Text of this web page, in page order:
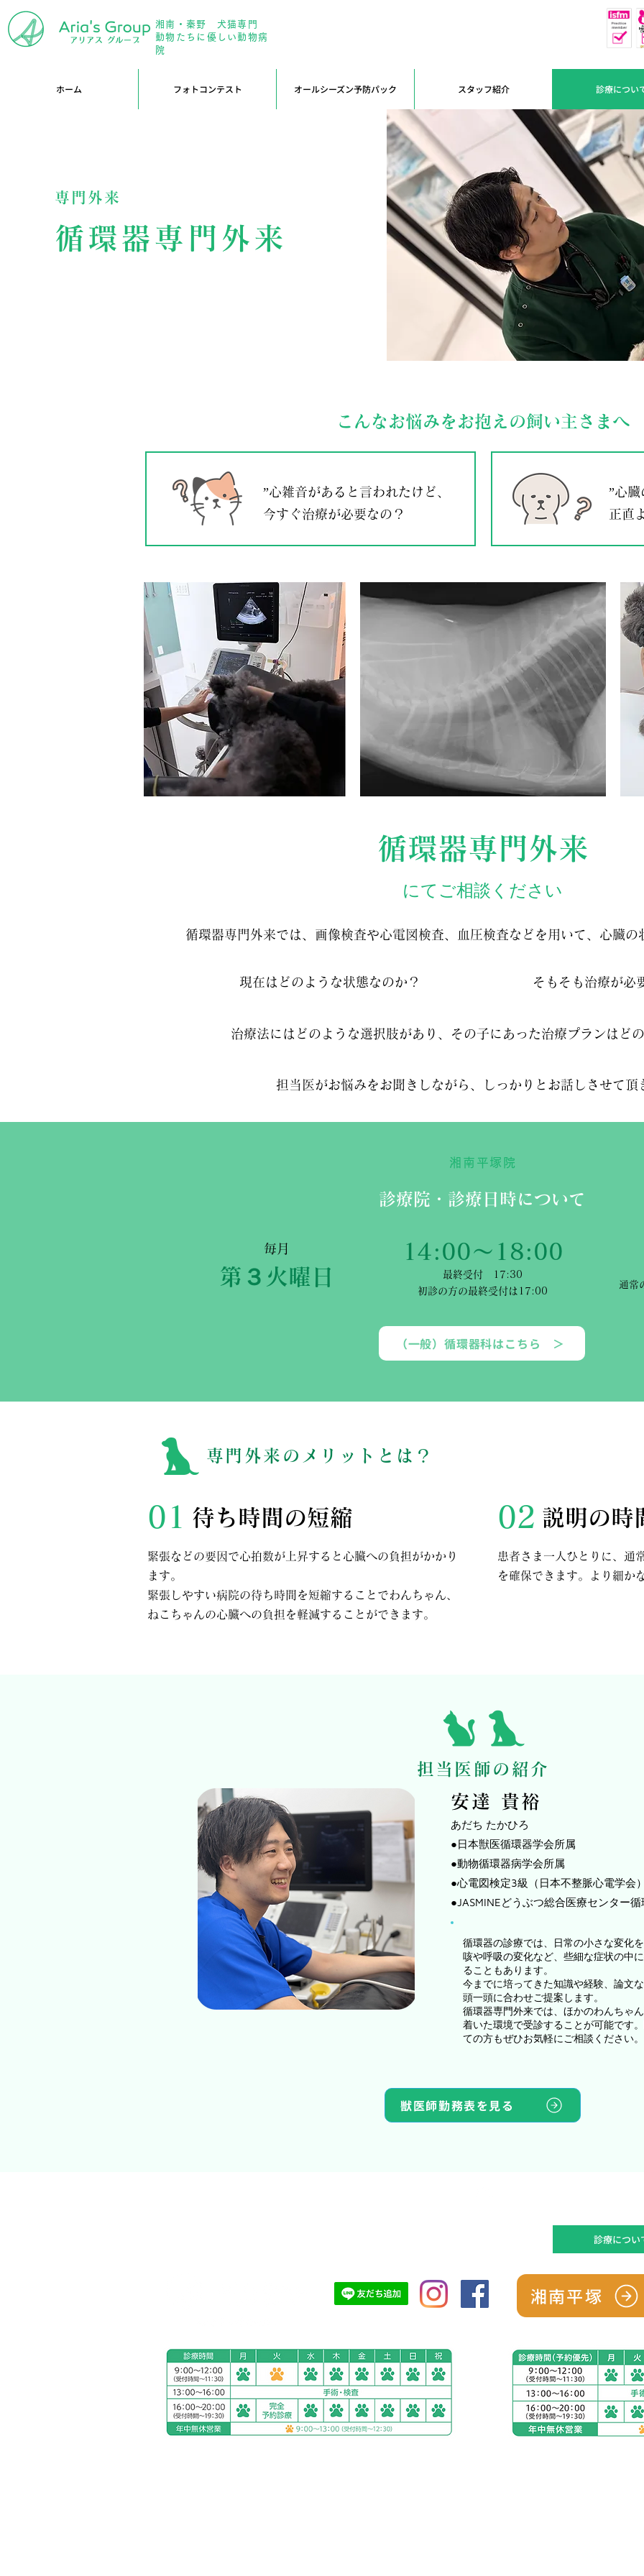
湘南・秦野 犬猫専門
動物たちに優しい動物病
院
ホーム フォトコンテスト オールシーズン予防パック スタッフ紹介 診療につい
専門外来
循環器専門外来
こんなお悩みをお抱えの飼い主さまへ
”心雑音があると言われたけど、
今すぐ治療が必要なの？
”心臓
正直
循環器専門外来
にてご相談ください
循環器専門外来では、画像検査や心電図検査、血圧検査などを用いて、心臓の
現在はどのような状態なのか？ そもそも治療が必
治療法にはどのような選択肢があり、その子にあった治療プランはど
担当医がお悩みをお聞きしながら、しっかりとお話しさせて頂
湘南平塚院
診療院・診療日時について
毎月
第３火曜日
14:00〜18:00
最終受付 17:30
初診の方の最終受付は17:00
通常
（一般）循環器科はこちら ＞
専門外来のメリットとは？
01 待ち時間の短縮
緊張などの要因で心拍数が上昇すると心臓への負担がかかり
ます。
緊張しやすい病院の待ち時間を短縮することでわんちゃん、
ねこちゃんの心臓への負担を軽減することができます。
02 説明の時
患者さま一人ひとりに、通
を確保できます。より細か
担当医師の紹介
安達 貴裕
あだち たかひろ
●日本獣医循環器学会所属
●動物循環器病学会所属
●心電図検定3級（日本不整脈心電学会）
●JASMINEどうぶつ総合医療センター
循環器の診療では、日常の小さな変化
咳や呼吸の変化など、些細な症状の中
ることもあります。
今までに培ってきた知識や経験、論文
頭一頭に合わせご提案します。
循環器専門外来では、ほかのわんちゃ
着いた環境で受診することが可能です
ての方もぜひお気軽にご相談ください。
獣医師勤務表を見る
診療につい
湘南平塚